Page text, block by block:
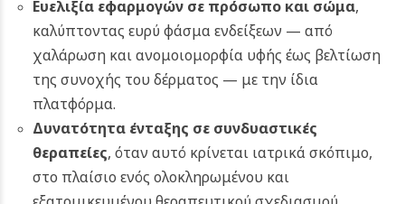
Ευελιξία εφαρμογών σε πρόσωπο και σώμα,
καλύπτοντας ευρύ φάσμα ενδείξεων — από
χαλάρωση και ανομοιομορφία υφής έως βελτίωση
της συνοχής του δέρματος — με την ίδια
πλατφόρμα.
Δυνατότητα ένταξης σε συνδυαστικές
θεραπείες, όταν αυτό κρίνεται ιατρικά σκόπιμο,
στο πλαίσιο ενός ολοκληρωμένου και